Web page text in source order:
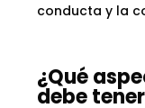
conducta y la
¿Qué
debe